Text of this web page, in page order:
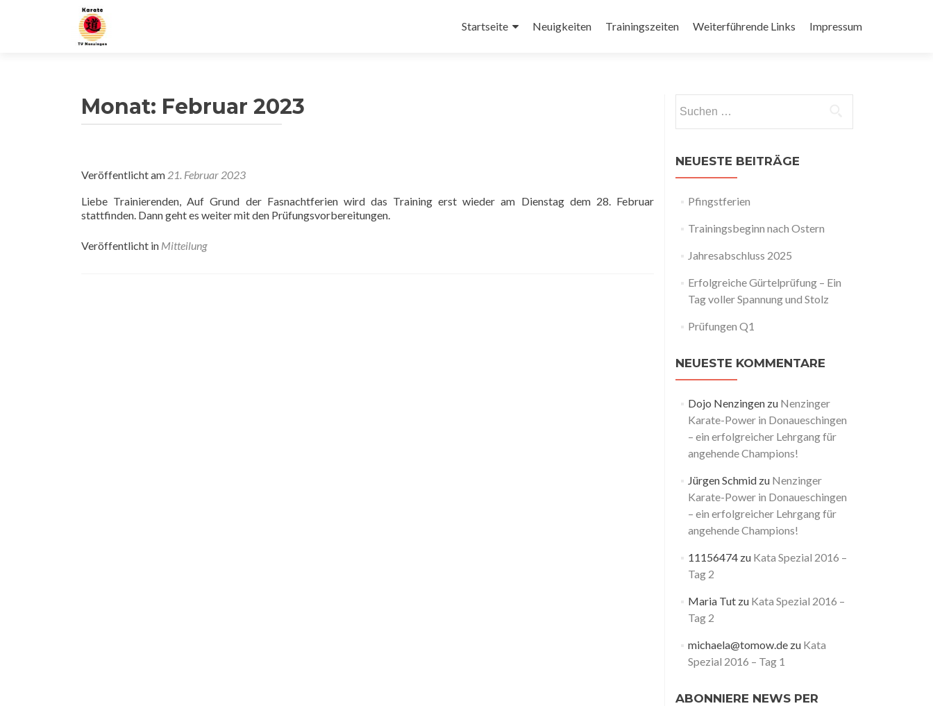
Inhalt
Startseite Neuigkeiten Trainingszeiten Weiterführende Links Impressum
Monat: Februar 2023
Veröffentlicht am 21. Februar 2023
Liebe Trainierenden, Auf Grund der Fasnachtferien wird das Training erst wieder am Dienstag dem 28. Februar
stattfinden. Dann geht es weiter mit den Prüfungsvorbereitungen.
Veröffentlicht in Mitteilung
nach:
NEUESTE BEITRÄGE
Pfingstferien
Trainingsbeginn nach Ostern
Jahresabschluss 2025
Erfolgreiche Gürtelprüfung – Ein
Tag voller Spannung und Stolz
Prüfungen Q1
NEUESTE KOMMENTARE
Dojo Nenzingenzu Nenzinger
Karate-Power in Donaueschingen
– ein erfolgreicher Lehrgang für
angehende Champions!
Jürgen Schmidzu Nenzinger
Karate-Power in Donaueschingen
– ein erfolgreicher Lehrgang für
angehende Champions!
11156474zu Kata Spezial 2016 –
Tag 2
Maria Tutzu Kata Spezial 2016 –
Tag 2
michaela@tomow.dezu Kata
Spezial 2016 – Tag 1
ABONNIERE NEWS PER